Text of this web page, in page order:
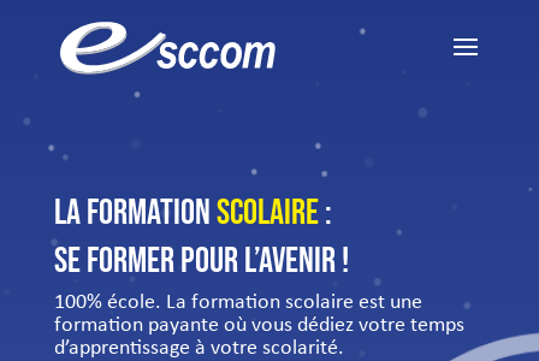
La formationscolaire:
se former pour l’avenir !
100% école. La formation scolaire est une
formation payante où vous dédiez votre temps
d’apprentissage à votre scolarité.